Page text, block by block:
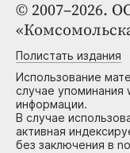
© 2007–2026.
Полистать издания
Использование
случае упоминания
информации.
В случае
активная
без заключения в